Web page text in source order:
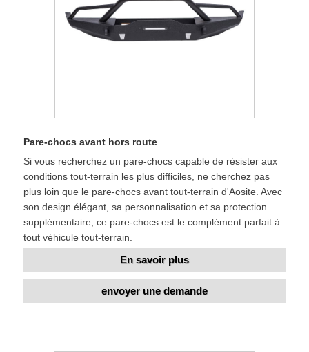
Pare-chocs avant hors route
Si vous recherchez un pare-chocs capable de résister aux
conditions tout-terrain les plus difficiles, ne cherchez pas
plus loin que le pare-chocs avant tout-terrain d'Aosite. Avec
son design élégant, sa personnalisation et sa protection
supplémentaire, ce pare-chocs est le complément parfait à
tout véhicule tout-terrain.
En savoir plus
envoyer une demande